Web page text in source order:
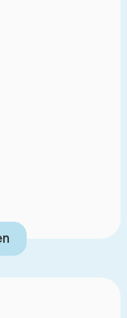
Wohn-
einem
eine
und
Es gibt
zwei
vier
öffnen